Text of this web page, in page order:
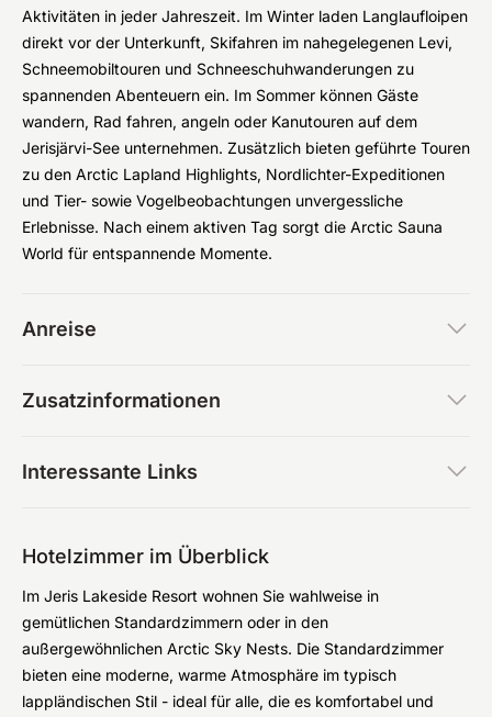
Aktivitäten in jeder Jahreszeit. Im Winter laden Langlaufloipen
direkt vor der Unterkunft, Skifahren im nahegelegenen Levi,
Schneemobiltouren und Schneeschuhwanderungen zu
spannenden Abenteuern ein. Im Sommer können Gäste
wandern, Rad fahren, angeln oder Kanutouren auf dem
Jerisjärvi-See unternehmen. Zusätzlich bieten geführte Touren
zu den Arctic Lapland Highlights, Nordlichter-Expeditionen
und Tier- sowie Vogelbeobachtungen unvergessliche
Erlebnisse. Nach einem aktiven Tag sorgt die Arctic Sauna
World für entspannende Momente.
Anreise
Zusatzinformationen
Interessante Links
Hotelzimmer im Überblick
Im Jeris Lakeside Resort wohnen Sie wahlweise in
gemütlichen Standardzimmern oder in den
außergewöhnlichen Arctic Sky Nests. Die Standardzimmer
bieten eine moderne, warme Atmosphäre im typisch
lappländischen Stil - ideal für alle, die es komfortabel und